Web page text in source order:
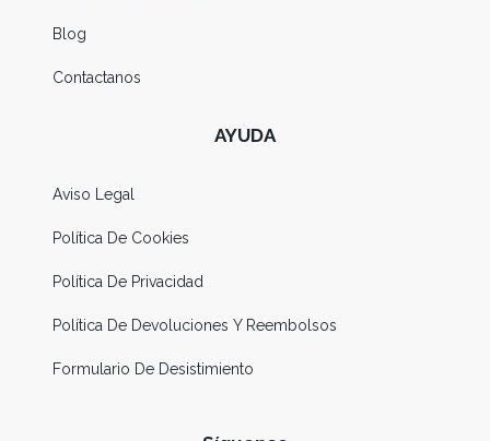
Blog
Contactanos
AYUDA
Aviso Legal
Política De Cookies
Política De Privacidad
Política De Devoluciones Y Reembolsos
Formulario De Desistimiento